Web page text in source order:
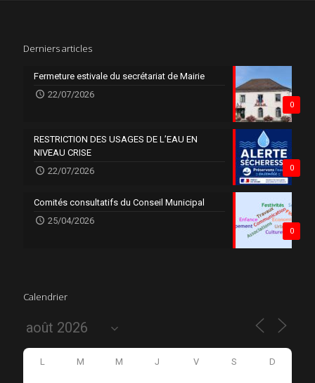
Derniers articles
0
Fermeture estivale du secrétariat de Mairie
22/07/2026
0
RESTRICTION DES USAGES DE L’EAU EN
NIVEAU CRISE
22/07/2026
0
Comités consultatifs du Conseil Municipal
25/04/2026
Calendrier
L M M J V S D